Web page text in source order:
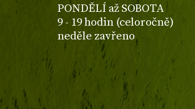
PONDĚLÍ až SOBOTA
9 - 19 hodin (celoročně)
neděle zavřeno